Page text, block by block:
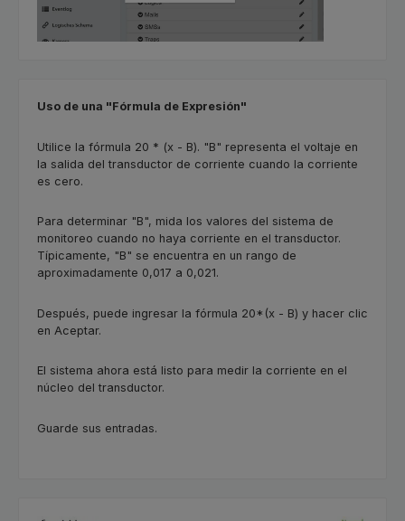
Uso de una "Fórmula de Expresión"
Utilice la fórmula 20 * (x - B). "B" representa el voltaje en
la salida del transductor de corriente cuando la corriente
es cero.
Para determinar "B", mida los valores del sistema de
monitoreo cuando no haya corriente en el transductor.
Típicamente, "B" se encuentra en un rango de
aproximadamente 0,017 a 0,021.
Después, puede ingresar la fórmula 20*(x - B) y hacer clic
en Aceptar.
El sistema ahora está listo para medir la corriente en el
núcleo del transductor.
Guarde sus entradas.